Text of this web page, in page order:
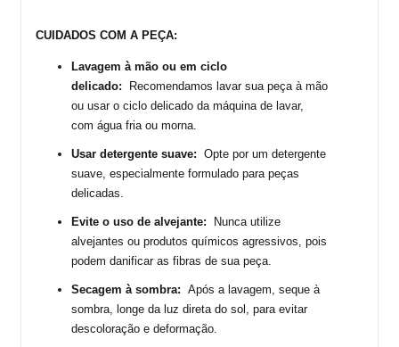
CUIDADOS COM A PEÇA:
Lavagem à mão ou em ciclo
delicado:
Recomendamos lavar sua peça à mão
ou usar o ciclo delicado da máquina de lavar,
com água fria ou morna.
Usar detergente suave: Opte por um detergente
suave, especialmente formulado para peças
delicadas.
Evite o uso de alvejante:
Nunca utilize
alvejantes ou produtos químicos agressivos, pois
podem danificar as fibras de sua peça.
Secagem à sombra: Após a lavagem, seque à
sombra, longe da luz direta do sol, para evitar
descoloração e deformação.